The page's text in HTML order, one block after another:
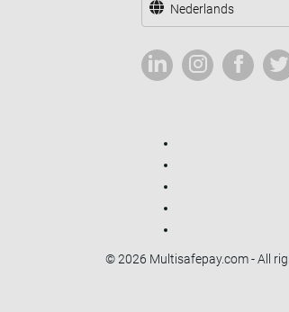
Nederlands
© 2026 Multisafepay.com - All